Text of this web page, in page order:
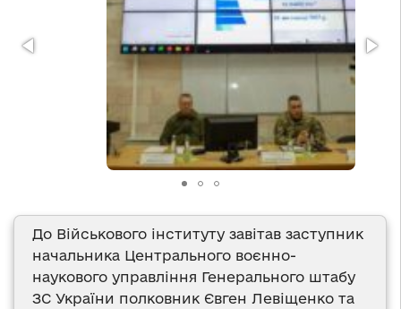
До Військового інституту завітав заступник
начальника Центрального воєнно-
наукового управління Генерального штабу
ЗС України полковник Євген Левіщенко та